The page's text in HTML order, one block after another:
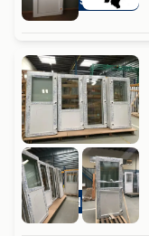
Buitendraaiend